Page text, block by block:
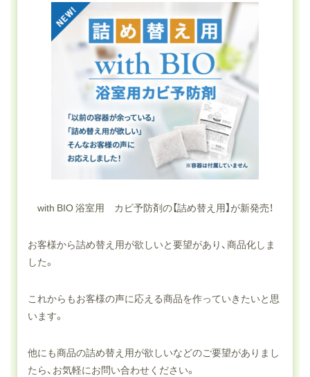
with BIO 浴室用 カビ予防剤の【詰め替え用】が新発売！
お客様から詰め替え用が欲しいと要望があり、商品化しま
した。
これからもお客様の声に応える商品を作っていきたいと思
います。
他にも商品の詰め替え用が欲しいなどのご要望がありまし
たら、お気軽にお問い合わせください。